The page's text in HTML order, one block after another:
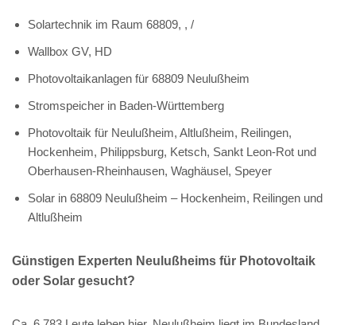
Solartechnik im Raum 68809, , /
Wallbox GV, HD
Photovoltaikanlagen für 68809 Neulußheim
Stromspeicher in Baden-Württemberg
Photovoltaik für Neulußheim, Altlußheim, Reilingen,
Hockenheim, Philippsburg, Ketsch, Sankt Leon-Rot und
Oberhausen-Rheinhausen, Waghäusel, Speyer
Solar in 68809 Neulußheim – Hockenheim, Reilingen und
Altlußheim
Günstigen Experten Neulußheims für Photovoltaik
oder Solar gesucht?